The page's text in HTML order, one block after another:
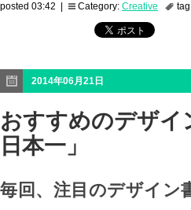
posted 03:42 | Category: Creative
2014年06月21日
おすすめのデザイ
日本一」
毎回、注目のデザイン